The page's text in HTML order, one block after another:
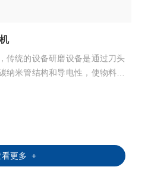
传统的设备研磨设备是通过刀头
纳米管结构和导电性，使物料变
的功能，不会破坏物料结构。
看更多 +